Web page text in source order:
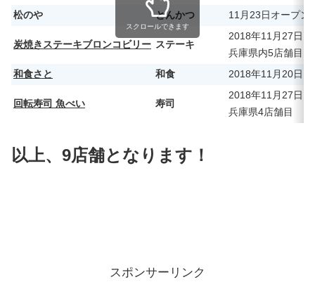
松のや
とんかつ 11月23日オープン
炭焼きステーキブロンコビリー ステーキ
2018年11月27日オ
兵庫県内5店舗目
和食さと
和食 2018年11月20日オ
回転寿司 魚べい 寿司
2018年11月27日オ
兵庫県4店舗目
スクロールできます
以上、9店舗となります！
スポンサーリンク